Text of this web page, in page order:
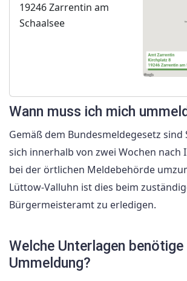
19246 Zarrentin am
Schaalsee
Wann muss ich mich
Gemäß dem Bundesmeldegesetz sind
sich innerhalb von zwei Wochen nach
bei der örtlichen Meldebehörde
Lüttow-Valluhn ist dies beim
Bürgermeisteramt zu erledigen.
Welche Unterlagen
Ummeldung?